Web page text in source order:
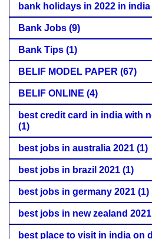
bank holidays in 2022 in india
Bank Jobs (9)
Bank Tips (1)
BELIF MODEL PAPER (67)
BELIF ONLINE (4)
best credit card in india with
(1)
best jobs in australia 2021 (1)
best jobs in brazil 2021 (1)
best jobs in germany 2021 (1)
best jobs in new zealand 2021
best place to visit in india on